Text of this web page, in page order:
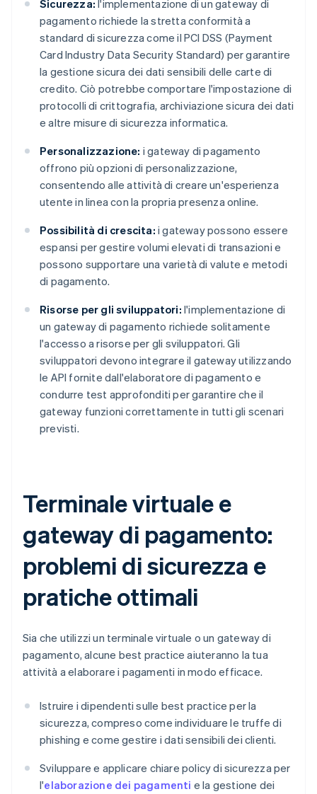
Sicurezza: l'implementazione di un gateway di
pagamento richiede la stretta conformità a
standard di sicurezza come il PCI DSS (Payment
Card Industry Data Security Standard) per garantire
la gestione sicura dei dati sensibili delle carte di
credito. Ciò potrebbe comportare l'impostazione di
protocolli di crittografia, archiviazione sicura dei dati
e altre misure di sicurezza informatica.
Personalizzazione: i gateway di pagamento
offrono più opzioni di personalizzazione,
consentendo alle attività di creare un'esperienza
utente in linea con la propria presenza online.
Possibilità di crescita: i gateway possono essere
espansi per gestire volumi elevati di transazioni e
possono supportare una varietà di valute e metodi
di pagamento.
Risorse per gli sviluppatori: l'implementazione di
un gateway di pagamento richiede solitamente
l'accesso a risorse per gli sviluppatori. Gli
sviluppatori devono integrare il gateway utilizzando
le API fornite dall'elaboratore di pagamento e
condurre test approfonditi per garantire che il
gateway funzioni correttamente in tutti gli scenari
previsti.
Terminale virtuale e
gateway di pagamento:
problemi di sicurezza e
pratiche ottimali
Sia che utilizzi un terminale virtuale o un gateway di
pagamento, alcune best practice aiuteranno la tua
attività a elaborare i pagamenti in modo efficace.
Istruire i dipendenti sulle best practice per la
sicurezza, compreso come individuare le truffe di
phishing e come gestire i dati sensibili dei clienti.
Sviluppare e applicare chiare policy di sicurezza per
l'elaborazione dei pagamenti e la gestione dei